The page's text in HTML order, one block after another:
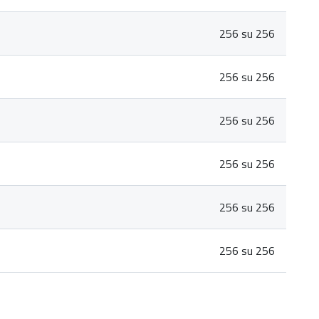
256 su 256
256 su 256
256 su 256
256 su 256
256 su 256
256 su 256